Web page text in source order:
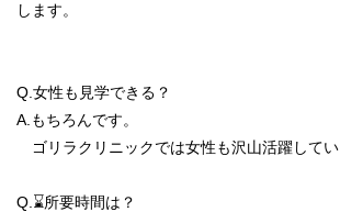
します。
Q.女性も見学できる？
A.もちろんです。
ゴリラクリニックでは女性も沢山活躍してい
Q.⌛所要時間は？